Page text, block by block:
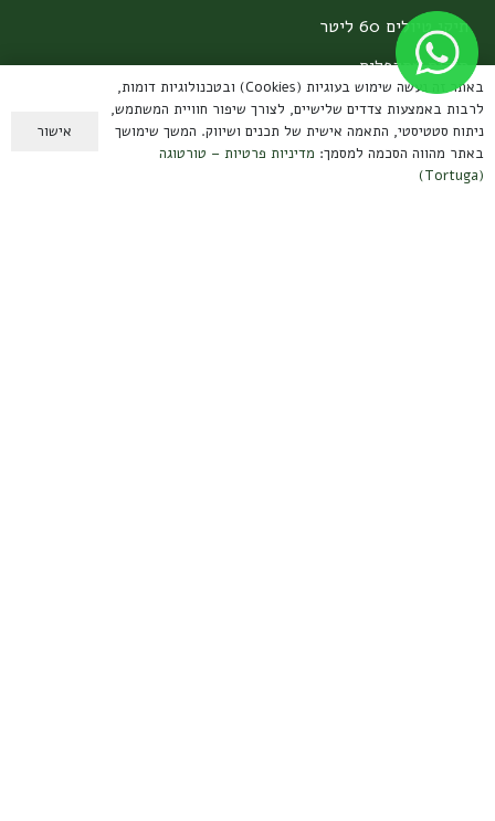
תיקי טיולים 60 ליטר
תיקים מתקפלים
ערכות קפה
מידע למשתמש
באתר זה נעשה שימוש בעוגיות (Cookies) ובטכנולוגיות דומות,
לרבות באמצעות צדדים שלישיים, לצורך שיפור חוויית המשתמש,
ניתוח סטטיסטי, התאמה אישית של תכנים ושיווק. המשך שימושך
באתר מהווה הסכמה למסמך: מדיניות פרטיות – טורטוגה
(Tortuga)
אישור